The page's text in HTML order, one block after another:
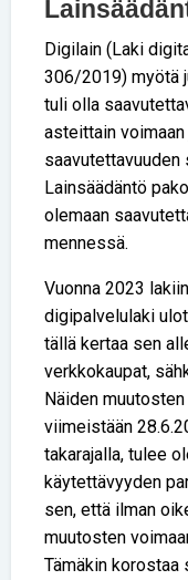
Digilain (Laki
306/2019) myötä
tuli olla
asteittain
saavutettavuuden
Lainsäädäntö
olemaan
mennessä.
Vuonna 2023
digipalvelulaki
tällä kertaa sen
verkkokaupat,
Näiden
viimeistään
takarajalla, tulee
käytettävyyden
sen, että ilman
muutosten
Tämäkin